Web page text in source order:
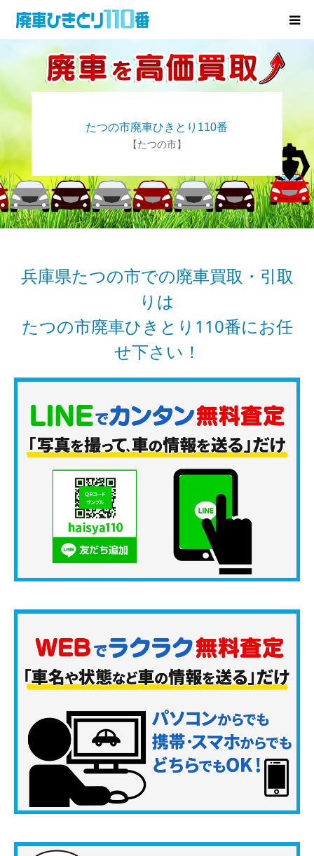
たつの市廃車ひきとり110番
【たつの市】
兵庫県たつの市での廃車買取・引取
りは
たつの市廃車ひきとり110番にお任
せ下さい！
廃車･事故車の買取
お役立ち情報
お知らせ